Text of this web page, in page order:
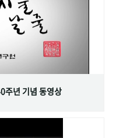
주년 기념 동영상